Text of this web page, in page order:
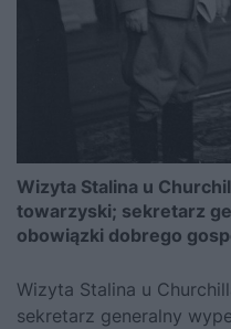
Wizyta Stalina u
towarzyski; sekretarz
obowiązki dobrego
Wizyta Stalina u
sekretarz generalny